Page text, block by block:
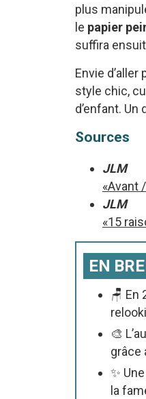
plus
le papier
suffira
Envie d’aller
style chic,
d’enfant.
Sources
JLM
«Avant
JLM
«15
EN
🪑 En
🎨
grâce
✨
la